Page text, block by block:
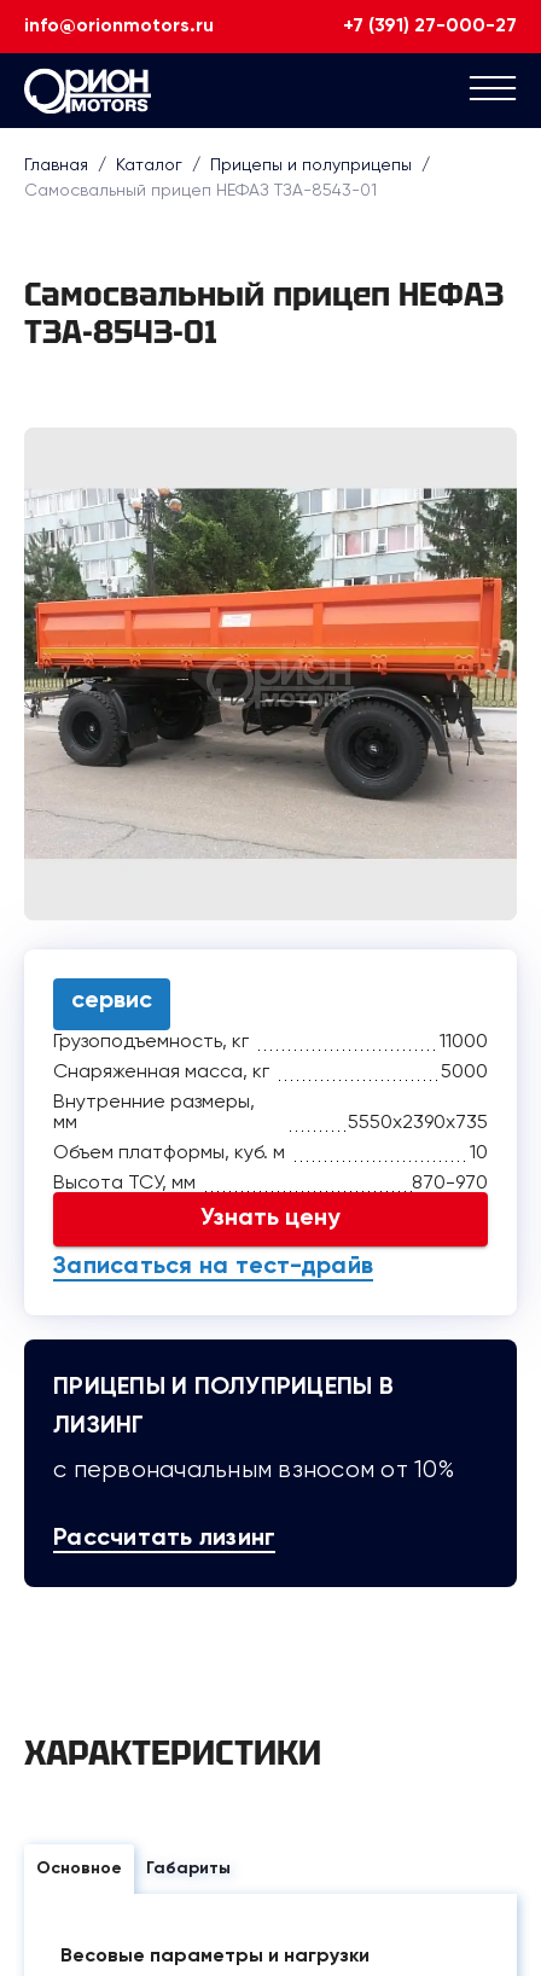
info@orionmotors.ru +7 (391) 27-000-27
Главная / Каталог / Прицепы и полуприцепы
/
Самосвальный прицеп НЕФАЗ ТЗА-8543-01
Самосвальный прицеп НЕФАЗ
ТЗА-8543-01
сервис
Грузоподъемность, кг
11000
Снаряженная масса, кг
5000
Внутренние размеры,
мм
5550x2390x735
Объем платформы, куб. м
10
Высота ТСУ, мм
870-970
Узнать цену
Записаться на тест-драйв
ПРИЦЕПЫ И ПОЛУПРИЦЕПЫ В
ЛИЗИНГ
с первоначальным взносом от 10%
Рассчитать лизинг
ХАРАКТЕРИСТИКИ
Основное Габариты
Весовые параметры и нагрузки